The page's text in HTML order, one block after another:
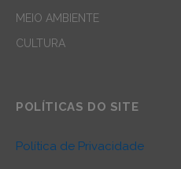
MEIO AMBIENTE
CULTURA
POLÍTICAS DO SITE
Política de Privacidade